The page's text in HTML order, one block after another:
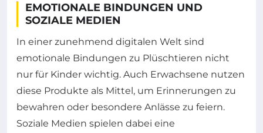
EMOTIONALE BINDUNGEN UND
SOZIALE MEDIEN
In einer zunehmend digitalen Welt sind
emotionale Bindungen zu Plüschtieren nicht
nur für Kinder wichtig. Auch Erwachsene nutzen
diese Produkte als Mittel, um Erinnerungen zu
bewahren oder besondere Anlässe zu feiern.
Soziale Medien spielen dabei eine